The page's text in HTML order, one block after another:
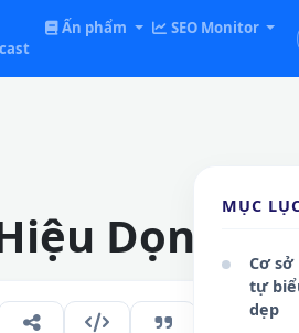
Ấn phẩm SEO Monitor
Dọn Dẹp
MỤC
Cơ sở
tự
dẹp